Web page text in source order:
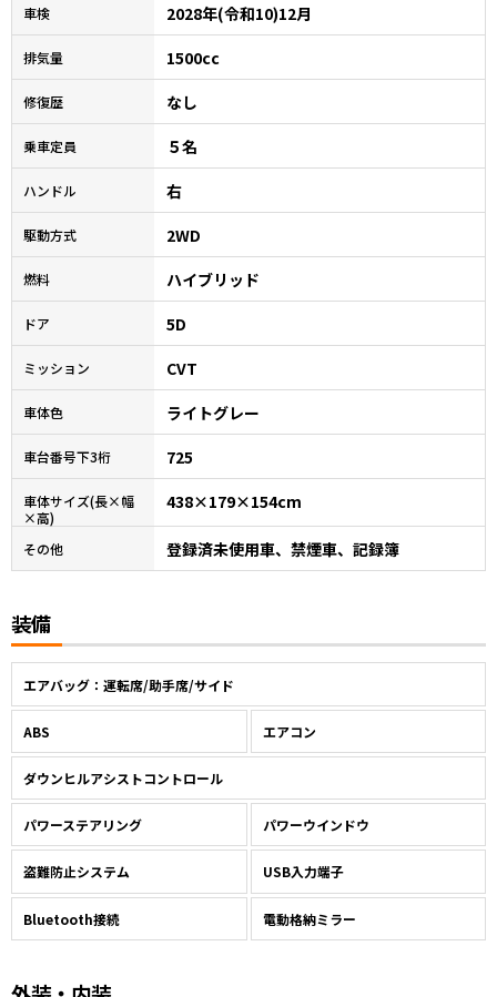
車検 2028年(令和10)12月
排気量 1500cc
修復歴 なし
乗車定員 ５名
ハンドル 右
駆動方式 2WD
燃料 ハイブリッド
ドア 5D
ミッション CVT
車体色 ライトグレー
車台番号下3桁 725
車体サイズ(長×幅
×高)
438×179×154cm
その他 登録済未使用車、禁煙車、記録簿
装備
エアバッグ：運転席/助手席/サイド
ABS エアコン
ダウンヒルアシストコントロール
パワーステアリング パワーウインドウ
盗難防止システム USB入力端子
Bluetooth接続 電動格納ミラー